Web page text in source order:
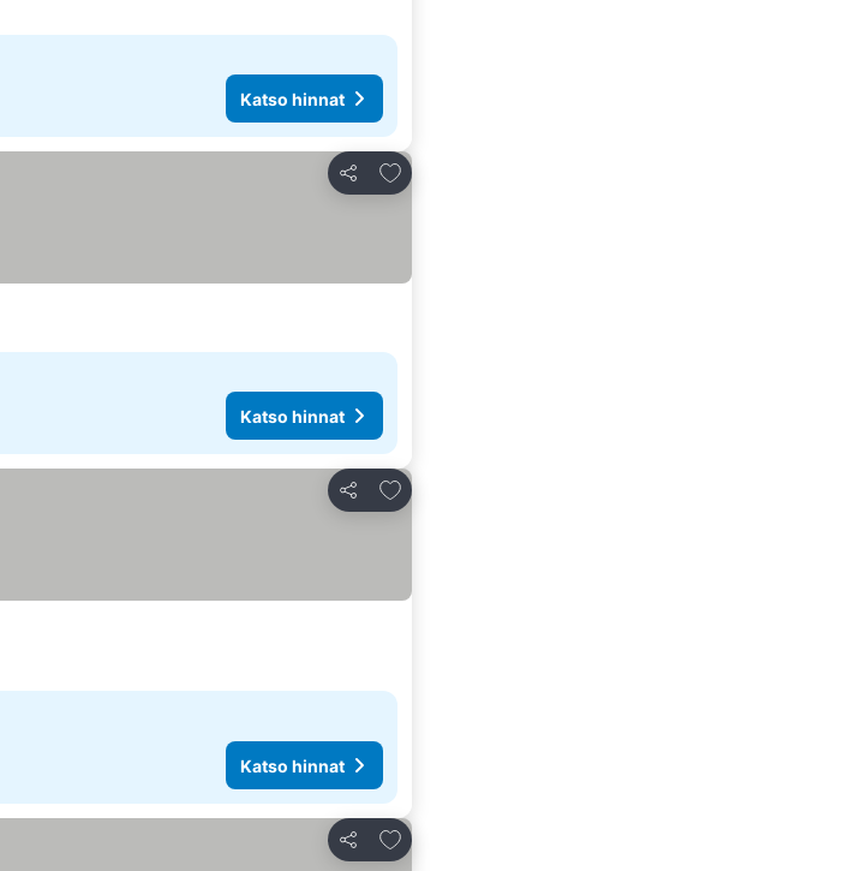
Katso hinnat
Jaa
Lisää suosikkeihin
Katso hinnat
Jaa
Lisää suosikkeihin
Katso hinnat
Jaa
Lisää suosikkeihin